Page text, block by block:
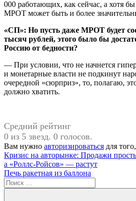
000 работающих, как сейчас, а хотя бы
МРОТ может быть и более
«СП»: Но пусть даже МРОТ будет
тысяч рублей, этого было бы
Россию от бедности?
— При условии, что не начнется
и монетарные власти не подкинут
очередной «сюрприз», то, полагаю,
должно хватить.
Средний рейтинг
0 из 5 звезд. 0 голосов.
Вам нужно авторизироваться для
#КПРФ
Навигация
по
записям
Предыдущая
запись:
Кризис на авторынке: Продажи
а «Роллс-Ройсов» — растут
Следующая
запись:
Печь ракетная из баллона
Поиск
для: